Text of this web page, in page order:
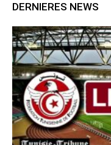
DERNIERES NEWS